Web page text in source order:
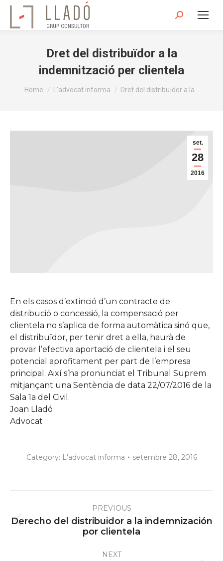
Search:
Dret del distribuïdor a la
indemnització per clientela
You are here:
Home L'advocat informa Dret del distribuïdor a la…
set.
28
2016
En els casos d’extinció d’un contracte de
distribució o concessió, la compensació per
clientela no s’aplica de forma automàtica sinó que,
el distribuïdor, per tenir dret a ella, haurà de
provar l’efectiva aportació de clientela i el seu
potencial aprofitament per part de l’empresa
principal. Així s’ha pronunciat el Tribunal Suprem
mitjançant una Sentència de data 22/07/2016 de la
Sala 1a del Civil.
Joan Lladó
Advocat
Category: L'advocat informa setembre 28, 2016
navigationPREVIOUS
Previous
post:
Derecho del distribuidor a la indemnización
por clientela
NEXT